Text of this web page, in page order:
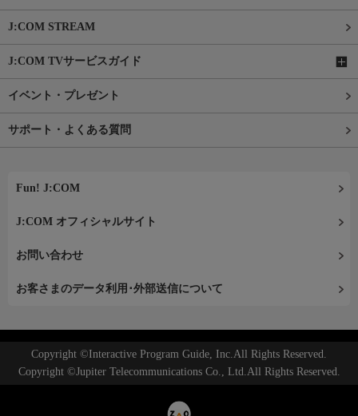
J:COM STREAM
J:COM TVサービスガイド
イベント・プレゼント
サポート・よくある質問
Fun! J:COM
J:COM オフィシャルサイト
お問い合わせ
お客さまのデータ利用･外部送信について
Copyright ©Interactive Program Guide, Inc.All Rights Reserved.
Copyright ©Jupiter Telecommunications Co., Ltd.All Rights Reserved.